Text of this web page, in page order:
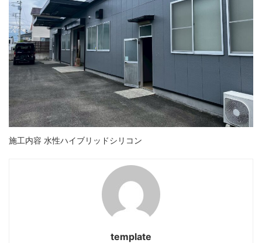
施工内容 水性ハイブリッドシリコン
template